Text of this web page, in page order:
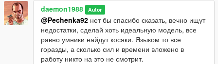
daemon1988 Autor
@Pechenka92 нет бы спасибо сказать, вечно ищут
недостатки, сделай хоть идеальную модель, все
равно умники найдут косяки. Языком то все
горазды, а сколько сил и времени вложено в
работу никто на это не смотрит.